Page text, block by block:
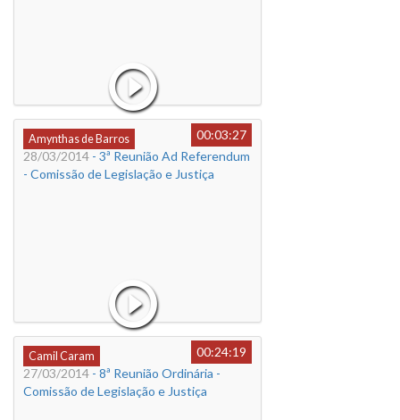
Amynthas de Barros
00:03:27
28/03/2014 - 3ª Reunião Ad Referendum
- Comissão de Legislação e Justiça
Camil Caram
00:24:19
27/03/2014 - 8ª Reunião Ordinária -
Comissão de Legislação e Justiça